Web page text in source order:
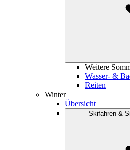
Weitere
Wasser- &
Reiten
Winter
Übersicht
Skifahren &